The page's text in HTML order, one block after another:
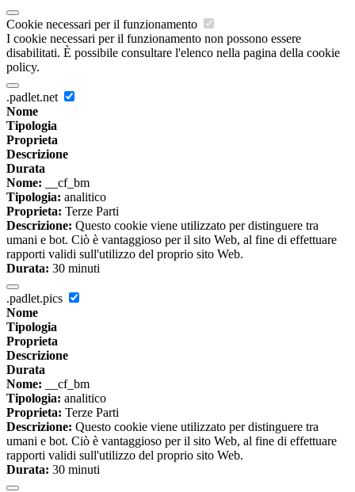
Cookie necessari per il funzionamento
I cookie necessari per il funzionamento non possono essere
disabilitati. È possibile consultare l'elenco nella pagina della cookie
policy.
.padlet.net
Nome
Tipologia
Proprieta
Descrizione
Durata
Nome: __cf_bm
Tipologia: analitico
Proprieta: Terze Parti
Descrizione: Questo cookie viene utilizzato per distinguere tra
umani e bot. Ciò è vantaggioso per il sito Web, al fine di effettuare
rapporti validi sull'utilizzo del proprio sito Web.
Durata: 30 minuti
.padlet.pics
Nome
Tipologia
Proprieta
Descrizione
Durata
Nome: __cf_bm
Tipologia: analitico
Proprieta: Terze Parti
Descrizione: Questo cookie viene utilizzato per distinguere tra
umani e bot. Ciò è vantaggioso per il sito Web, al fine di effettuare
rapporti validi sull'utilizzo del proprio sito Web.
Durata: 30 minuti